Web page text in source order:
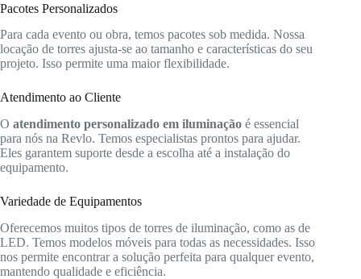
Pacotes Personalizados
Para cada evento ou obra, temos pacotes sob medida. Nossa
locação de torres ajusta-se ao tamanho e características do seu
projeto. Isso permite uma maior flexibilidade.
Atendimento ao Cliente
O atendimento personalizado em iluminação é essencial
para nós na Revlo. Temos especialistas prontos para ajudar.
Eles garantem suporte desde a escolha até a instalação do
equipamento.
Variedade de Equipamentos
Oferecemos muitos tipos de torres de iluminação, como as de
LED. Temos modelos móveis para todas as necessidades. Isso
nos permite encontrar a solução perfeita para qualquer evento,
mantendo qualidade e eficiência.